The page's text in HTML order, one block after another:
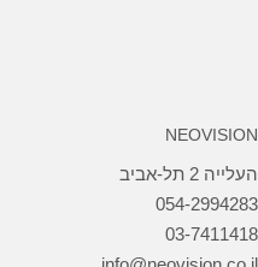
NEOVISION
העלייה 2 תל-אביב
054-2994283
03-7411418‏